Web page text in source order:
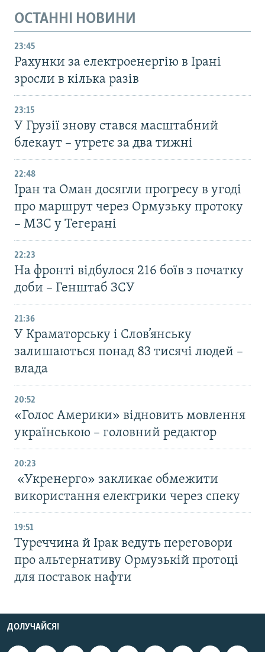
ОСТАННІ НОВИНИ
23:45
Рахунки за електроенергію в Ірані
зросли в кілька разів
23:15
У Грузії знову стався масштабний
блекаут – утретє за два тижні
22:48
Іран та Оман досягли прогресу в угоді
про маршрут через Ормузьку протоку
– МЗС у Тегерані
22:23
На фронті відбулося 216 боїв з початку
доби – Генштаб ЗСУ
21:36
У Краматорську і Слов’янську
залишаються понад 83 тисячі людей –
влада
20:52
«Голос Америки» відновить мовлення
українською – головний редактор
20:23
«Укренерго» закликає обмежити
використання електрики через спеку
19:51
Туреччина й Ірак ведуть переговори
про альтернативу Ормузькій протоці
для поставок нафти
ДОЛУЧАЙСЯ!